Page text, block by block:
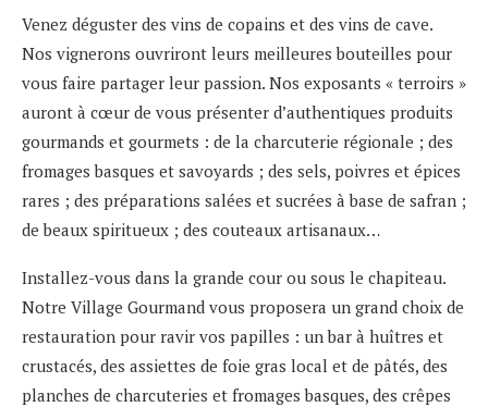
Venez déguster des vins de copains et des vins de cave.
Nos vignerons ouvriront leurs meilleures bouteilles pour
vous faire partager leur passion. Nos exposants « terroirs »
auront à cœur de vous présenter d’authentiques produits
gourmands et gourmets : de la charcuterie régionale ; des
fromages basques et savoyards ; des sels, poivres et épices
rares ; des préparations salées et sucrées à base de safran ;
de beaux spiritueux ; des couteaux artisanaux…
Installez-vous dans la grande cour ou sous le chapiteau.
Notre Village Gourmand vous proposera un grand choix de
restauration pour ravir vos papilles : un bar à huîtres et
crustacés, des assiettes de foie gras local et de pâtés, des
planches de charcuteries et fromages basques, des crêpes